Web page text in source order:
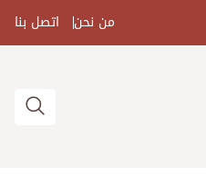
من نحن اتصل بنا